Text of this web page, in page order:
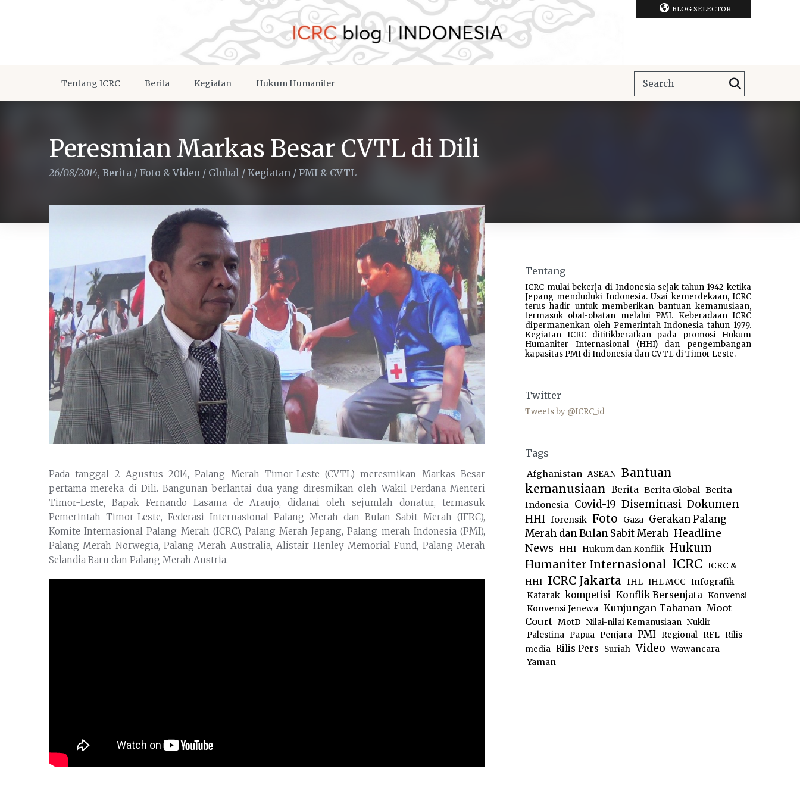
BLOG SELECTOR
Tentang ICRC Berita Kegiatan Hukum Humaniter
Peresmian Markas Besar CVTL di Dili
26/08/2014, Berita / Foto & Video / Global / Kegiatan / PMI & CVTL
Pada tanggal 2 Agustus 2014, Palang Merah Timor-Leste (CVTL) meresmikan Markas Besar
pertama mereka di Dili. Bangunan berlantai dua yang diresmikan oleh Wakil Perdana Menteri
Timor-Leste, Bapak Fernando Lasama de Araujo, didanai oleh sejumlah donatur, termasuk
Pemerintah Timor-Leste, Federasi Internasional Palang Merah dan Bulan Sabit Merah (IFRC),
Komite Internasional Palang Merah (ICRC), Palang Merah Jepang, Palang merah Indonesia (PMI),
Palang Merah Norwegia, Palang Merah Australia, Alistair Henley Memorial Fund, Palang Merah
Selandia Baru dan Palang Merah Austria.
Tentang
ICRC mulai bekerja di Indonesia sejak tahun 1942 ketika
Jepang menduduki Indonesia. Usai kemerdekaan, ICRC
terus hadir untuk memberikan bantuan kemanusiaan,
termasuk obat-obatan melalui PMI. Keberadaan ICRC
dipermanenkan oleh Pemerintah Indonesia tahun 1979.
Kegiatan ICRC dititikberatkan pada promosi Hukum
Humaniter Internasional (HHI) dan pengembangan
kapasitas PMI di Indonesia dan CVTL di Timor Leste.
Twitter
Tweets by @ICRC_id
Tags
Afghanistan ASEAN Bantuan
kemanusiaan Berita Berita Global Berita
Indonesia Covid-19 Diseminasi Dokumen
HHI forensik Foto Gaza Gerakan Palang
Merah dan Bulan Sabit Merah Headline
News
HHI Hukum dan Konflik Hukum
Humaniter Internasional ICRC ICRC &
HHI ICRC Jakarta IHL IHL MCC Infografik
Katarak kompetisi Konflik Bersenjata Konvensi
Konvensi Jenewa Kunjungan Tahanan Moot
Court MotD Nilai-nilai Kemanusiaan Nuklir
Palestina
Papua Penjara PMI Regional RFL
Rilis
media Rilis Pers Suriah Video Wawancara
Yaman